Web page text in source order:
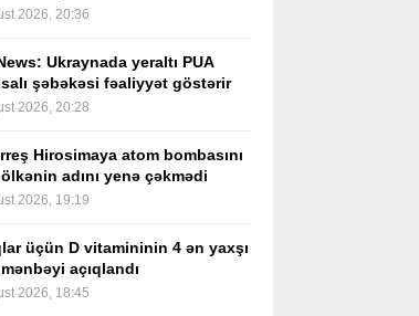
2026, 20:36
Ukraynada yeraltı PUA
şəbəkəsi fəaliyyət göstərir
2026, 20:28
Hirosimaya atom bombasını
adını yenə çəkmədi
2026, 19:19
üçün D vitamininin 4 ən yaxşı
açıqlandı
2026, 18:45